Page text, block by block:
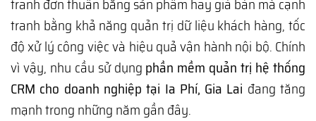
tranh bằng khả năng quản trị dữ liệu khách hàng, tốc
độ xử lý công việc và hiệu quả vận hành nội bộ. Chính
vì vậy, nhu cầu sử dụng phần mềm quản trị hệ thống
CRM cho doanh nghiệp tại Ia Phí, Gia Lai đang tăng
mạnh trong những năm gần đây.